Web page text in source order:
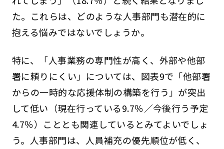
た。これらは、どのような人事部門も潜在的に
抱える悩みではないでしょうか。
特に、「人事業務の専門性が高く、外部や他部
署に頼りにくい」については、図表9で「他部署
からの一時的な応援体制の構築を行う」が突出
して低い（現在行っている9.7％／今後行う予定
4.7％）こととも関連しているとみてよいでしょ
う。人事部門は、人員補充の優先順位が低く、